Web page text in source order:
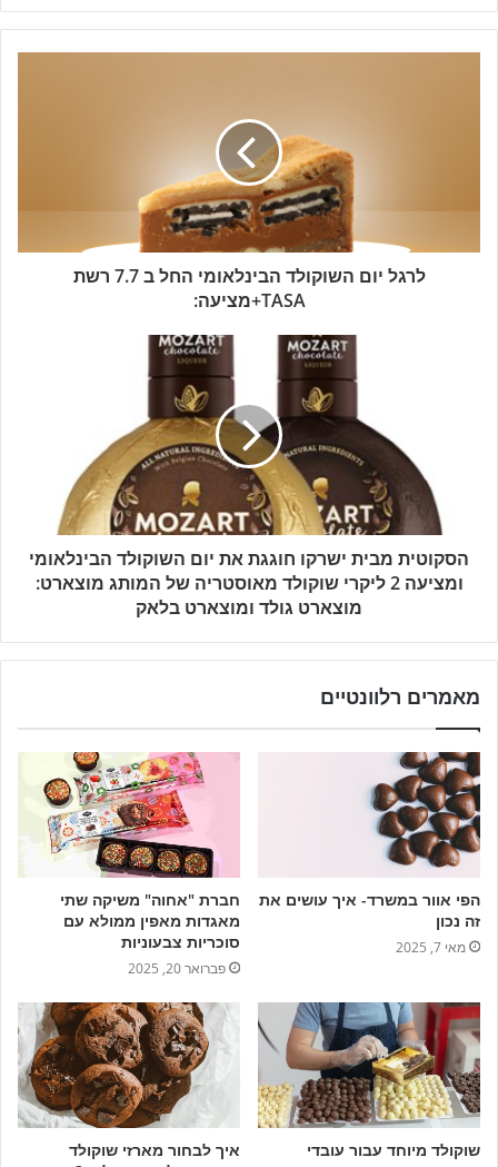
b
s
לרגל יום השוקולד הבינלאומי החל ב 7.7 רשת
TASA+מציעה:
הסקוטית מבית ישרקו חוגגת את יום השוקולד הבינלאומי
ומציעה 2 ליקרי שוקולד מאוסטריה של המותג מוצארט:
מוצארט גולד ומוצארט בלאק
מאמרים רלוונטיים
הפי אוור במשרד- איך עושים את
זה נכון
מאי 7, 2025
חברת "אחוה" משיקה שתי
מאגדות מאפין ממולא עם
סוכריות צבעוניות
פברואר 20, 2025
שוקולד מיוחד עבור עובדי
איך לבחור מארזי שוקולד